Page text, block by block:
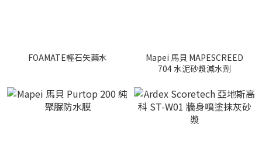
FOAMATE輕石矢藥水
Mapei 馬貝 MAPESCREED
704 水泥砂漿減水劑